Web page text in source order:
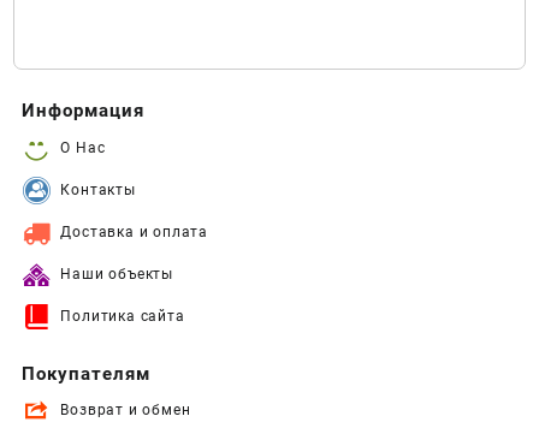
Информация
О Нас
Контакты
Доставка и оплата
Наши объекты
Политика сайта
Покупателям
Возврат и обмен